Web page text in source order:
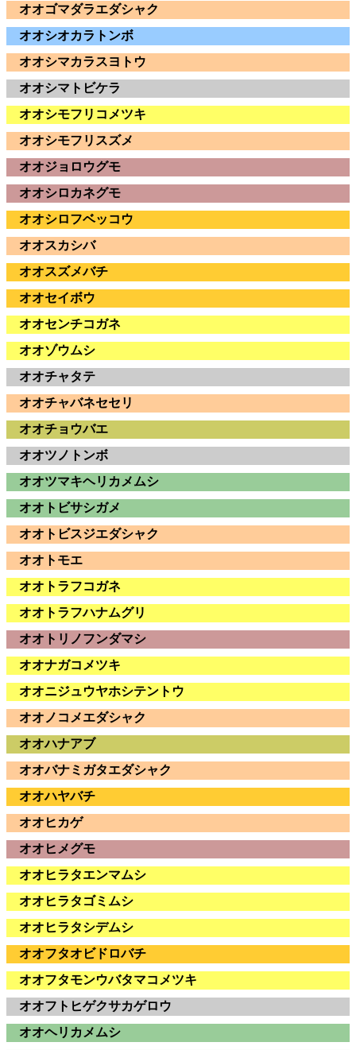
オオゴマダラエダシャク
オオシオカラトンボ
オオシマカラスヨトウ
オオシマトビケラ
オオシモフリコメツキ
オオシモフリスズメ
オオジョロウグモ
オオシロカネグモ
オオシロフベッコウ
オオスカシバ
オオスズメバチ
オオセイボウ
オオセンチコガネ
オオゾウムシ
オオチャタテ
オオチャバネセセリ
オオチョウバエ
オオツノトンボ
オオツマキヘリカメムシ
オオトビサシガメ
オオトビスジエダシャク
オオトモエ
オオトラフコガネ
オオトラフハナムグリ
オオトリノフンダマシ
オオナガコメツキ
オオニジュウヤホシテントウ
オオノコメエダシャク
オオハナアブ
オオバナミガタエダシャク
オオハヤバチ
オオヒカゲ
オオヒメグモ
オオヒラタエンマムシ
オオヒラタゴミムシ
オオヒラタシデムシ
オオフタオビドロバチ
オオフタモンウバタマコメツキ
オオフトヒゲクサカゲロウ
オオヘリカメムシ